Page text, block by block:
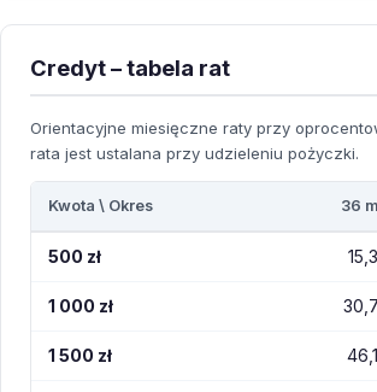
Credyt – tabela rat
Orientacyjne miesięczne raty przy
rata jest ustalana przy udzieleniu pożyczki.
Kwota \ Okres 36
500 zł
1 000 zł
1 500 zł